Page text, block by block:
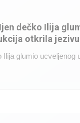
dečko Ilija
otkrila
glumio ucveljenog